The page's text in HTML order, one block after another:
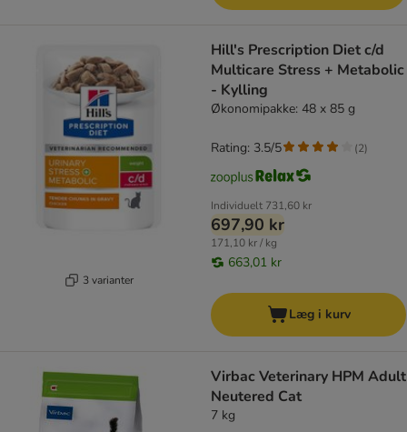
3 varianter
Hill's Prescription Diet c/d
Multicare Stress + Metabolic
- Kylling
Økonomipakke: 48 x 85 g
Individuelt 731,60 kr
697,90 kr
171,10 kr / kg
663,01 kr
Rating: 3.5/5 (2)
Læg i kurv
Virbac Veterinary HPM Adult
Neutered Cat
7 kg